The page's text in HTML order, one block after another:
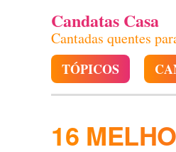
Candatas Casa
Cantadas quentes
TÓPICOS
16